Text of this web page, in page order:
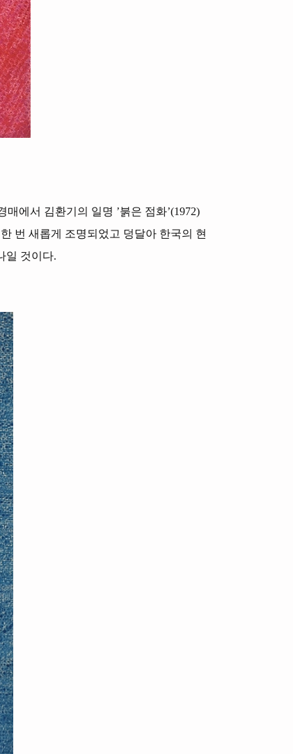
에서 김환기의 일명 ’붉은 점화’(1972)
번 새롭게 조명되었고 덩달아 한국의 현
일 것이다.